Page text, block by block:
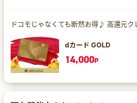
ドコモじゃなくても断然お得♪ 高還元ク
dカード GOLD
14,000P